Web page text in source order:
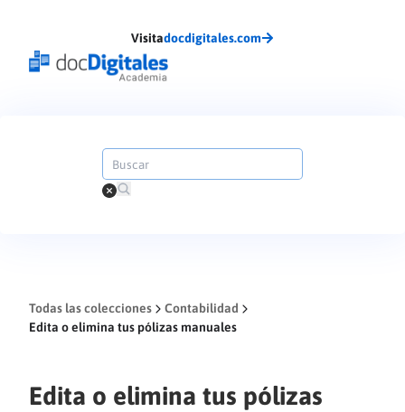
Visitadocdigitales.com
Todas las colecciones
Contabilidad
Edita o elimina tus pólizas manuales
Edita o elimina tus pólizas